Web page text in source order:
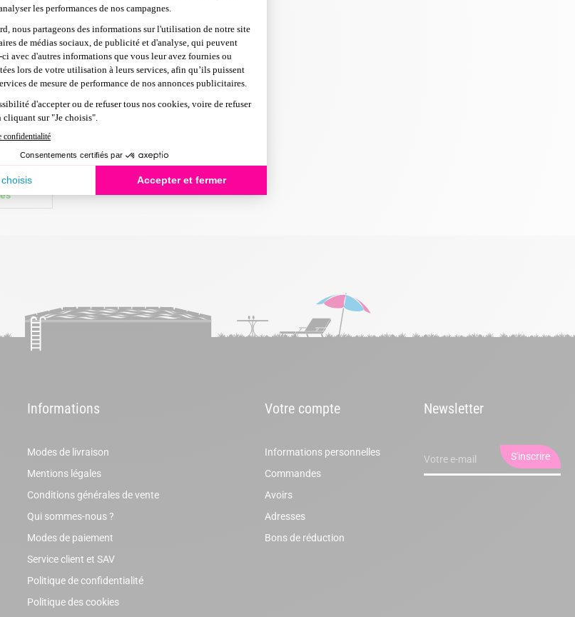

Informations
Modes de livraison
Mentions légales
Conditions générales de vente
Qui sommes-nous ?
Modes de paiement
Service client et SAV
Politique de confidentialité
Politique des cookies
Votre compte
Informations personnelles
Commandes
Avoirs
Adresses
Bons de réduction
Newsletter